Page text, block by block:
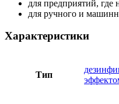
для предприятий,
для ручного и
Характеристики
Тип